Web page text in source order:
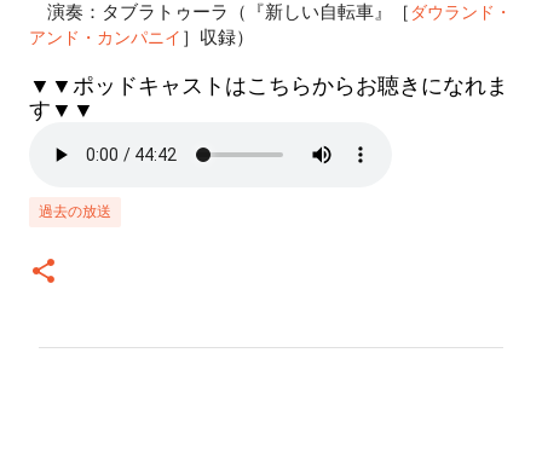
演奏：タブラトゥーラ（『新しい自転車』［ ダウランド・
アンド・カンパニイ ］収録）
▼▼ポッドキャストはこちらからお聴きになれま
す▼▼
過去の放送